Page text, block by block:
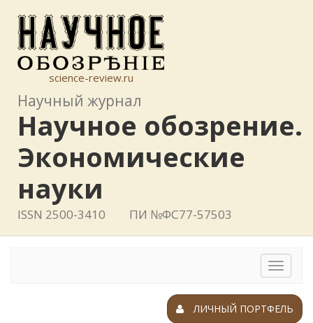
science-review.ru
Научный журнал
Научное обозрение.
Экономические
науки
ISSN 2500-3410 ПИ №ФС77-57503
Toggle
ЛИЧНЫЙ ПОРТФЕЛЬ